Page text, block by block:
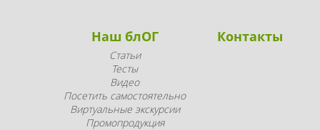
Наш блОГ
Статьи
Тесты
Видео
Посетить самостоятельно
Виртуальные экскурсии
Промопродукция
Контакты